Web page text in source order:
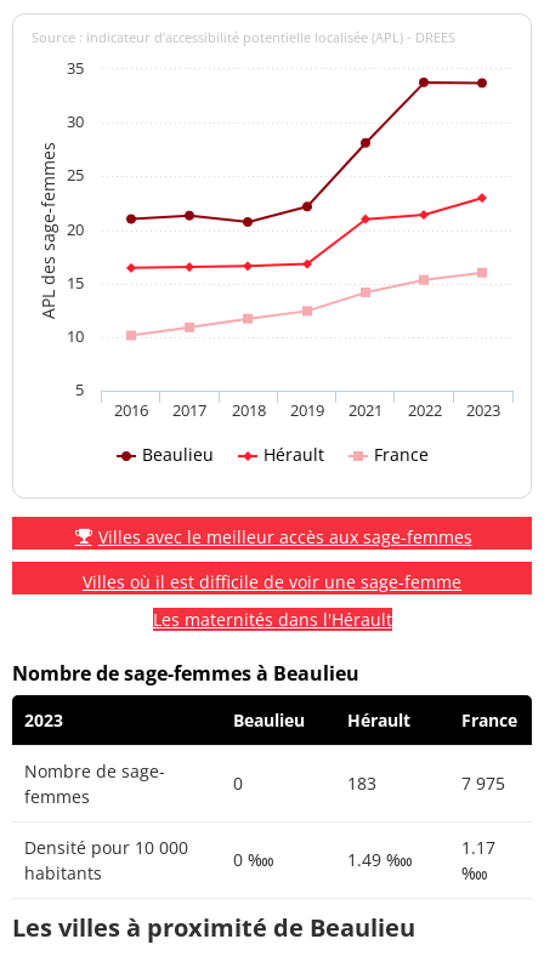
APL des sage-femmes
Source : indicateur d’accessibilité potentielle localisée (APL) - DREES
Beaulieu Hérault France
2016 2017 2018 2019 2021 2022 2023
5
10
15
20
25
30
35
Villes avec le meilleur accès aux sage-femmes
Villes où il est difficile de voir une sage-femme
Les maternités dans l'Hérault
Nombre de sage-femmes à Beaulieu
2023 Beaulieu Hérault France
Nombre de sage-
femmes
0 183 7 975
Densité pour 10 000
habitants
0 ‱ 1.49 ‱
1.17
‱
Les villes à proximité de Beaulieu